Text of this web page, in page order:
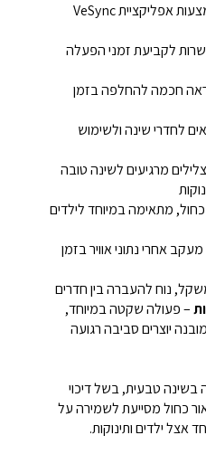
– באמצעות אפליקציית VeSync
לקביעת זמני הפעלה
חכמה להחלפה בזמן
לחדרי שינה ולשימוש
צלילים מרגיעים לשינה טובה
מתאימה במיוחד לילדים
אחרי נתוני אוויר בזמן
נוח להעברה בין חדרים
– פעולה שקטה במיוחד,
יוצרים סביבה רגועה
בשינה טבעית, בשל דיכוי
כחול מסייעת לשמירה על
אצל ילדים ותינוקות.